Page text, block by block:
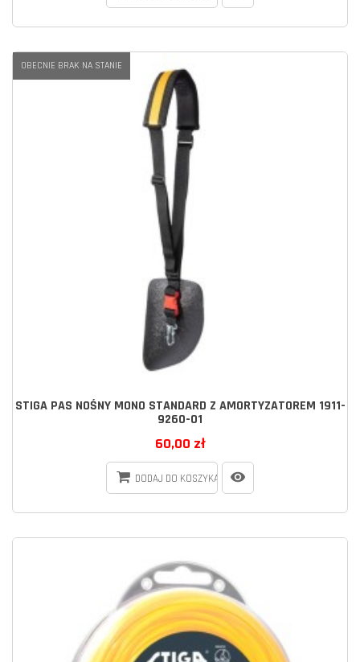
STIGA PAS NOŚNY MONO STANDARD Z AMORTYZATOREM 1911-
9260-01
60,00 zł
DODAJ DO KOSZYKA
OBECNIE BRAK NA STANIE